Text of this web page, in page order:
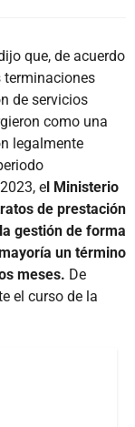
que, de acuerdo
terminaciones
de servicios
como una
legalmente
e l Ministerio
de prestación
gestión de forma
un término
meses. De
el curso de la